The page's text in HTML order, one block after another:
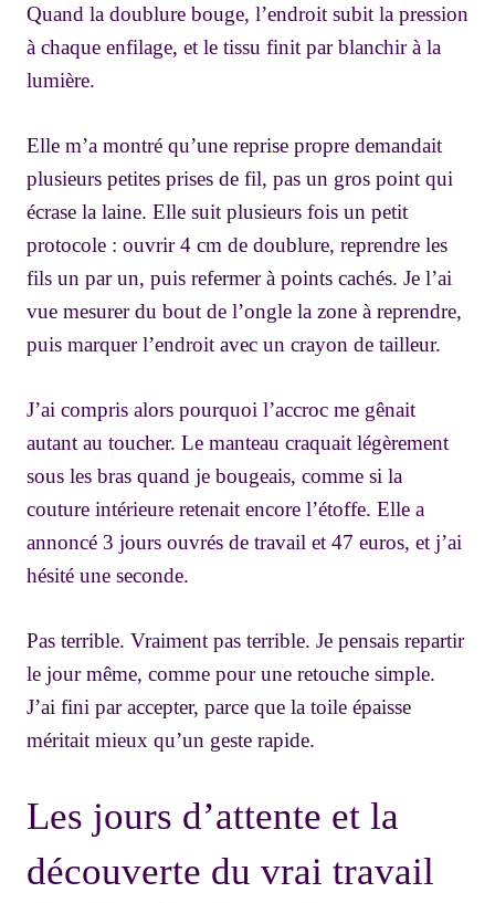
Quand la doublure bouge, l’endroit subit la pression
à chaque enfilage, et le tissu finit par blanchir à la
lumière.
Elle m’a montré qu’une reprise propre demandait
plusieurs petites prises de fil, pas un gros point qui
écrase la laine. Elle suit plusieurs fois un petit
protocole : ouvrir 4 cm de doublure, reprendre les
fils un par un, puis refermer à points cachés. Je l’ai
vue mesurer du bout de l’ongle la zone à reprendre,
puis marquer l’endroit avec un crayon de tailleur.
J’ai compris alors pourquoi l’accroc me gênait
autant au toucher. Le manteau craquait légèrement
sous les bras quand je bougeais, comme si la
couture intérieure retenait encore l’étoffe. Elle a
annoncé 3 jours ouvrés de travail et 47 euros, et j’ai
hésité une seconde.
Pas terrible. Vraiment pas terrible. Je pensais repartir
le jour même, comme pour une retouche simple.
J’ai fini par accepter, parce que la toile épaisse
méritait mieux qu’un geste rapide.
Les jours d’attente et la
découverte du vrai travail